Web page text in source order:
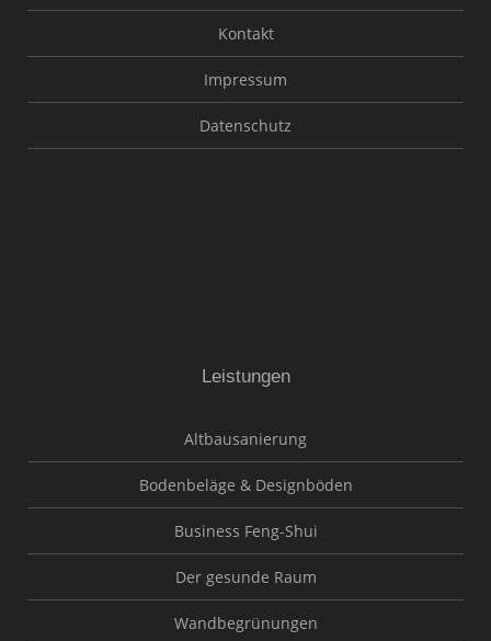
Kontakt
Impressum
Datenschutz
Leistungen
Altbausanierung
Bodenbeläge & Designböden
Business Feng-Shui
Der gesunde Raum
Wandbegrünungen